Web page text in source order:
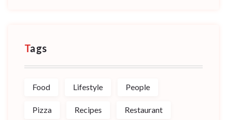
Tags
Food Lifestyle People
Pizza Recipes Restaurant